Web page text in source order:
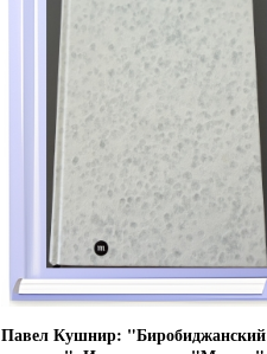
Павел Кушнир: "Биробиджанский